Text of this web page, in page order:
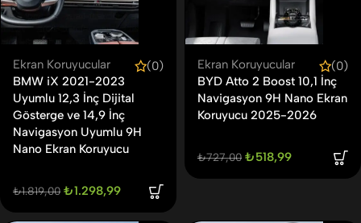
Ekran Koruyucular
(0)
BMW iX 2021-2023
Uyumlu 12,3 İnç Dijital
Gösterge ve 14,9 İnç
Navigasyon Uyumlu 9H
Nano Ekran Koruyucu
₺1.819,00 ₺1.298,99
Ekran Koruyucular
(0)
BYD Atto 2 Boost 10,1 İnç
Navigasyon 9H Nano Ekran
Koruyucu 2025-2026
₺727,00 ₺518,99